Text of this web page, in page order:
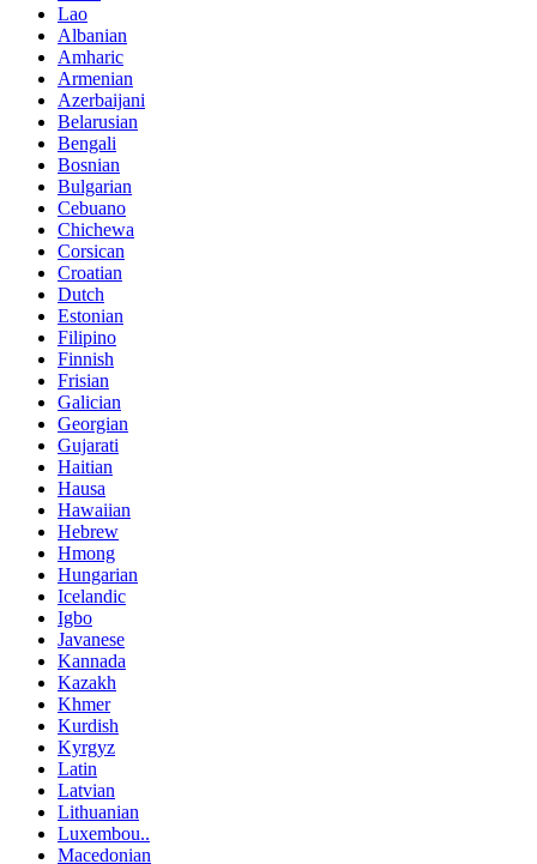
Lao
Albanian
Amharic
Armenian
Azerbaijani
Belarusian
Bengali
Bosnian
Bulgarian
Cebuano
Chichewa
Corsican
Croatian
Dutch
Estonian
Filipino
Finnish
Frisian
Galician
Georgian
Gujarati
Haitian
Hausa
Hawaiian
Hebrew
Hmong
Hungarian
Icelandic
Igbo
Javanese
Kannada
Kazakh
Khmer
Kurdish
Kyrgyz
Latin
Latvian
Lithuanian
Luxembou..
Macedonian